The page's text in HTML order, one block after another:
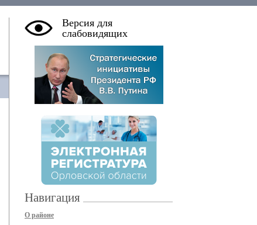
Версия для
слабовидящих
Навигация
О районе